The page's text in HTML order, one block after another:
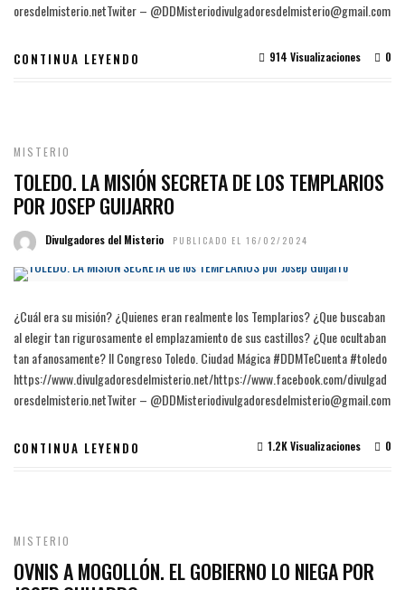
oresdelmisterio.netTwiter – @DDMisteriodivulgadoresdelmisterio@gmail.com
CONTINUA LEYENDO 0
914 Visualizaciones
MISTERIO
TOLEDO. LA MISIÓN SECRETA DE LOS TEMPLARIOS
POR JOSEP GUIJARRO
Divulgadores del Misterio PUBLICADO EL 16/02/2024
¿Cuál era su misión? ¿Quienes eran realmente los Templarios? ¿Que buscaban
al elegir tan rigurosamente el emplazamiento de sus castillos? ¿Que ocultaban
tan afanosamente? II Congreso Toledo. Ciudad Mágica #DDMTeCuenta #toledo
https://www.divulgadoresdelmisterio.net/https://www.facebook.com/divulgad
oresdelmisterio.netTwiter – @DDMisteriodivulgadoresdelmisterio@gmail.com
CONTINUA LEYENDO 0
1.2K Visualizaciones
MISTERIO
OVNIS A MOGOLLÓN. EL GOBIERNO LO NIEGA POR